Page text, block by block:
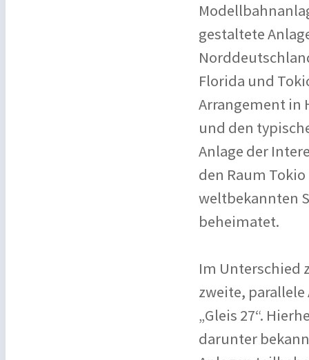
gestaltete
Florida und
Arrangement in
und den
Anlage der
den Raum
weltbekannten
beheimatet.
Im Unterschied
zweite,
„Gleis 27“.
darunter